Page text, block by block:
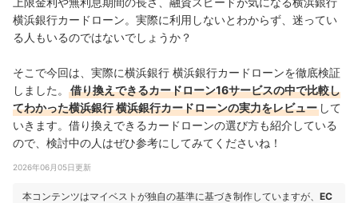
横浜銀行カードローン。実際に利用しないとわからず、迷ってい
る人もいるのではないでしょうか？
そこで今回は、実際に横浜銀行 横浜銀行カードローンを徹底検証
しました。
借り換えできるカードローン16サービスの中で比較し
てわかった横浜銀行 横浜銀行カードローンの実力をレビュー して
いきます。借り換えできるカードローンの選び方も紹介している
ので、検討中の人はぜひ参考にしてみてくださいね！
2026年06月05日更新
本コンテンツはマイベストが独自の基準に基づき制作していますが、 EC